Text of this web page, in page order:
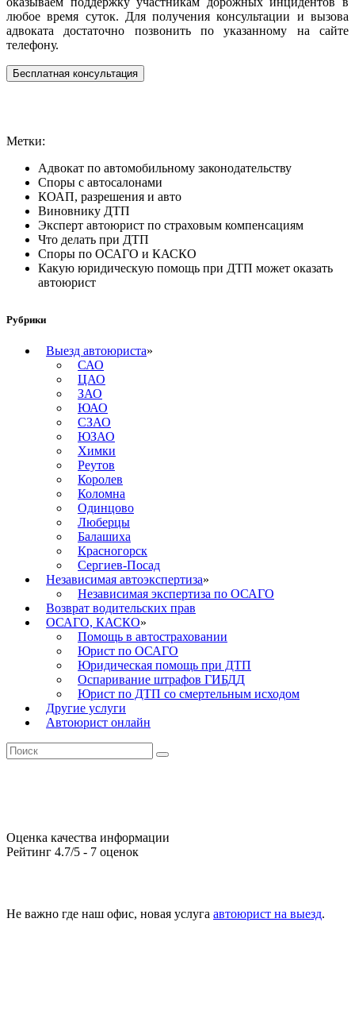
любое время суток. Для получения консультации и вызова
адвоката достаточно позвонить по указанному на сайте
телефону.
Бесплатная консультация
Метки:
Адвокат по автомобильному законодательству
Споры с автосалонами
КОАП, разрешения и авто
Виновнику ДТП
Эксперт автоюрист по страховым компенсациям
Что делать при ДТП
Споры по ОСАГО и КАСКО
Какую юридическую помощь при ДТП может оказать
автоюрист
Рубрики
Выезд автоюриста»
САО
ЦАО
ЗАО
ЮАО
СЗАО
ЮЗАО
Химки
Реутов
Королев
Коломна
Одинцово
Люберцы
Балашиха
Красногорск
Сергиев-Посад
Независимая автоэкспертиза»
Независимая экспертиза по ОСАГО
Возврат водительских прав
ОСАГО, КАСКО»
Помощь в автостраховании
Юрист по ОСАГО
Юридическая помощь при ДТП
Оспаривание штрафов ГИБДД
Юрист по ДТП со смертельным исходом
Другие услуги
Автоюрист онлайн
Оценка качества информации
Рейтинг 4.7/5 - 7 оценок
Не важно где наш офис, новая услуга автоюрист на выезд.